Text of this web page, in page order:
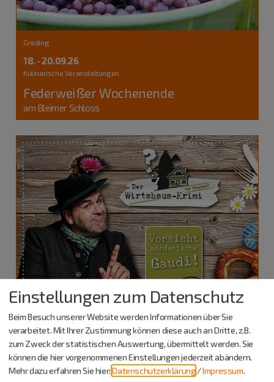
Greding
18. - 20.09.26
Kulinarische Veranstaltungen
Federweißer Wochenende
am Bleimer Schloss
Greding
07.11.26
Kabarett
Original Wirtshauskrimi
Einstellungen zum Datenschutz
Beim Besuch unserer Website werden Informationen über Sie
verarbeitet. Mit Ihrer Zustimmung können diese auch an Dritte, z.B.
zum Zweck der statistischen Auswertung, übermittelt werden. Sie
können die hier vorgenommenen Einstellungen jederzeit abändern.
Mehr dazu erfahren Sie hier:Datenschutzerklärung /Impressum.